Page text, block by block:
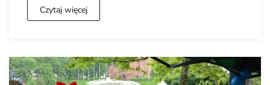
Czytaj więcej